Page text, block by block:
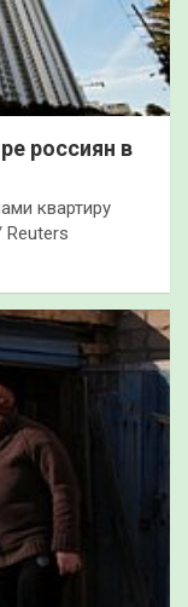
россиян в
квартиру